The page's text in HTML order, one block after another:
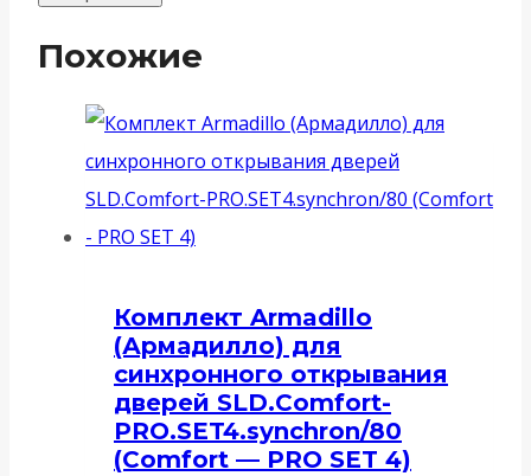
Похожие
Комплект Armadillo
(Армадилло) для
синхронного открывания
дверей SLD.Comfort-
PRO.SET4.synchron/80
(Comfort — PRO SET 4)